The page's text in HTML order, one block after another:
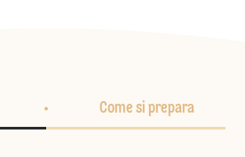
Come si prepara